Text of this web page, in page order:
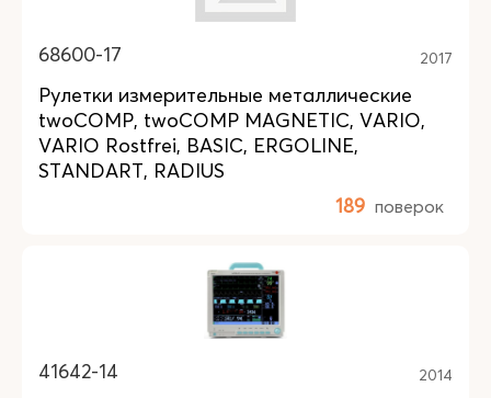
68600-17 2017
Рулетки измерительные металлические
twoCOMP, twoCOMP MAGNETIC, VARIO,
VARIO Rostfrei, BASIC, ERGOLINE,
STANDART, RADIUS
189 поверок
41642-14 2014